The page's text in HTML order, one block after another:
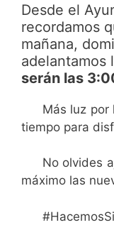
Desde el
recordamos
mañana,
adelantamos
serán las
Más luz por
tiempo para
No olvides
máximo las